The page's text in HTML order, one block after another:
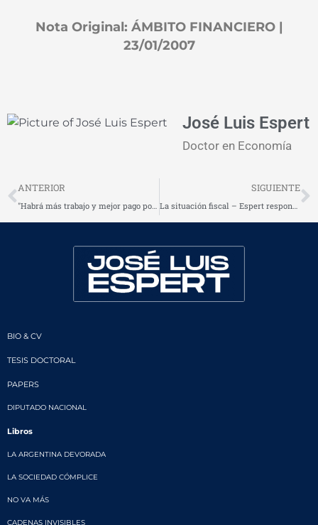
Nota Original: ÁMBITO FINANCIERO |
23/01/2007
José Luis Espert
Doctor en Economía
Prev
ANTERIOR
"Habrá más trabajo y mejor pago porque los salarios los fija Moyano"
SIGUIENTE
La situación fiscal – Espert responde a Ferreres
BIO & CV
TESIS DOCTORAL
PAPERS
DIPUTADO NACIONAL
Libros
LA ARGENTINA DEVORADA
LA SOCIEDAD CÓMPLICE
NO VA MÁS
CADENAS INVISIBLES